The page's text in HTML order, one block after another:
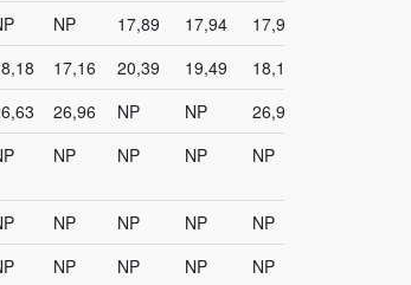
NP 17,89 17,94
17,94
17,16 20,39 19,49
18,18
26,96 NP NP
26,96
NP NP NP NP
NP NP NP
NP
NP NP NP NP